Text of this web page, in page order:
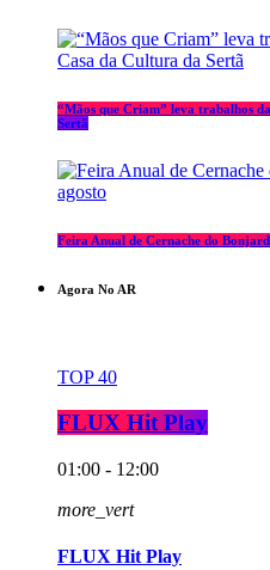
“Mãos que Criam” leva trabalhos
Sertã
Feira Anual de Cernache do
Agora No AR
TOP 40
FLUX Hit Play
01:00 - 12:00
more_vert
FLUX Hit Play